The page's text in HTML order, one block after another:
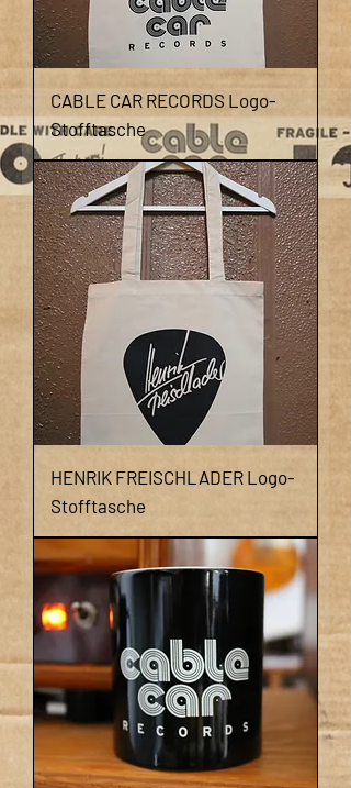
CABLE CAR RECORDS Logo-
Stofftasche
HENRIK FREISCHLADER Logo-
Stofftasche